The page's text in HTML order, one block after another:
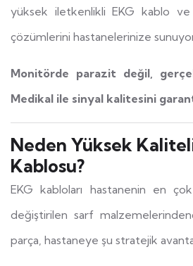
yüksek iletkenlikli EKG kablo
çözümlerini hastanelerinize
Monitörde parazit değil,
Medikal ile sinyal kalitesini
Neden Yüksek
Kablosu?
EKG kabloları hastanenin en
değiştirilen sarf
parça, hastaneye şu stratejik